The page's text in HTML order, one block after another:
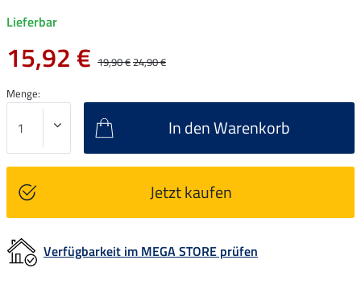
Lieferbar
15,92 € 19,90 €24,90 €
Menge:
In den Warenkorb
Jetzt kaufen
Verfügbarkeit im MEGA STORE prüfen